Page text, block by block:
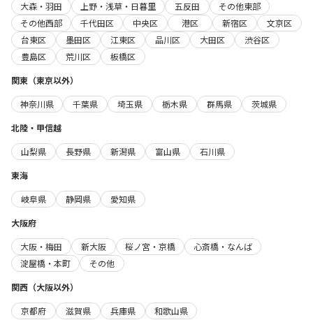
大森・羽田 上野・浅草・日暮里 五反田
その他東部
その他西部
千代田区 中央区 港区 新宿区
文京区
台東区
墨田区 江東区 品川区 大田区
渋谷区
豊島区
荒川区
板橋区
関東（東京以外）
神奈川県
千葉県 埼玉県 栃木県 群馬県
茨城県
北陸・甲信越
山梨県
長野県 新潟県 富山県
石川県
東海
岐阜県
静岡県
愛知県
大阪府
大阪・梅田
新大阪 桜ノ宮・京橋
心斎橋・なんば
淀屋橋・本町
その他
関西（大阪以外）
京都府
滋賀県 兵庫県
和歌山県